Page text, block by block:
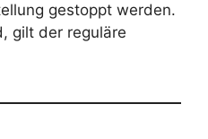
gestoppt werden.
gilt der reguläre